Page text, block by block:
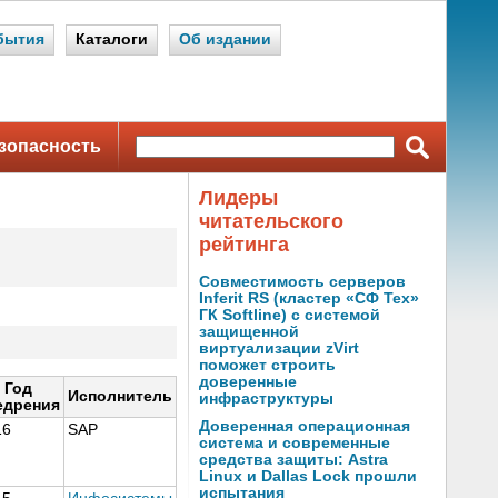
Каталоги Об издании
Год
Исполнитель
SAP
Лидеры
читательского
рейтинга
Совместимость серверов
Inferit RS (кластер «СФ Тех»
ГК Softline) с системой
защищенной
виртуализации zVirt
поможет строить
доверенные
инфраструктуры
Доверенная операционная
система и современные
средства защиты: Astra
Linux и Dallas Lock прошли
испытания